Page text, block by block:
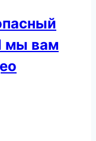
мы вам